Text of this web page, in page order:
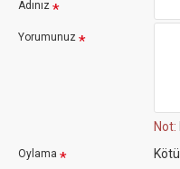
Adınız
Yorumunuz
Not:
Oylama Kötü